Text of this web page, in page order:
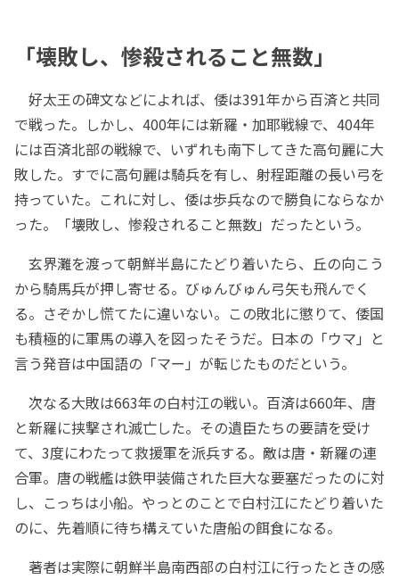
「壊敗し、惨殺されること無数」
好太王の碑文などによれば、倭は391年から百済と共同
で戦った。しかし、400年には新羅・加耶戦線で、404年
には百済北部の戦線で、いずれも南下してきた高句麗に大
敗した。すでに高句麗は騎兵を有し、射程距離の長い弓を
持っていた。これに対し、倭は歩兵なので勝負にならなか
った。「壊敗し、惨殺されること無数」だったという。
玄界灘を渡って朝鮮半島にたどり着いたら、丘の向こう
から騎馬兵が押し寄せる。びゅんびゅん弓矢も飛んでく
る。さぞかし慌てたに違いない。この敗北に懲りて、倭国
も積極的に軍馬の導入を図ったそうだ。日本の「ウマ」と
言う発音は中国語の「マー」が転じたものだという。
次なる大敗は663年の白村江の戦い。百済は660年、唐
と新羅に挟撃され滅亡した。その遺臣たちの要請を受け
て、3度にわたって救援軍を派兵する。敵は唐・新羅の連
合軍。唐の戦艦は鉄甲装備された巨大な要塞だったのに対
し、こっちは小船。やっとのことで白村江にたどり着いた
のに、先着順に待ち構えていた唐船の餌食になる。
著者は実際に朝鮮半島南西部の白村江に行ったときの感